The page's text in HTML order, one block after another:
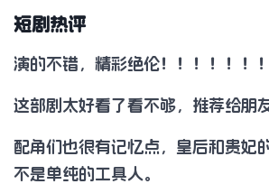
短剧热评
演的不错，精彩绝伦！！！！！！！
这部剧太好看了看不够，推荐给朋
配角们也很有记忆点，皇后和贵妃
不是单纯的工具人。